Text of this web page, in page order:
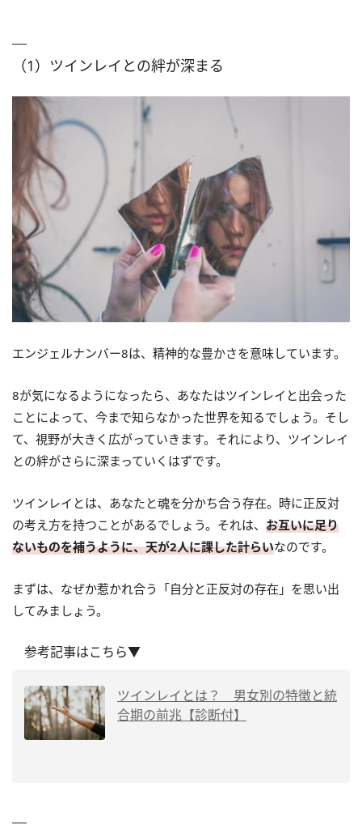
（1）ツインレイとの絆が深まる
エンジェルナンバー8は、精神的な豊かさを意味しています。
8が気になるようになったら、あなたはツインレイと出会った
ことによって、今まで知らなかった世界を知るでしょう。そし
て、視野が大きく広がっていきます。それにより、ツインレイ
との絆がさらに深まっていくはずです。
ツインレイとは、あなたと魂を分かち合う存在。時に正反対
の考え方を持つことがあるでしょう。それは、 お互いに足り
ないものを補うように、天が2人に課した計らいなのです。
まずは、なぜか惹かれ合う「自分と正反対の存在」を思い出
してみましょう。
参考記事はこちら▼
ツインレイとは？ 男女別の特徴と統
合期の前兆【診断付】